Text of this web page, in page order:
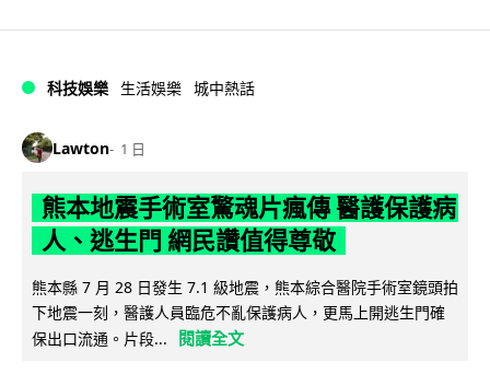
科技娛樂 生活娛樂 城中熱話
Lawton 1 日
熊本地震手術室驚魂片瘋傳 醫護保護病
人、逃生門 網民讚值得尊敬
熊本縣 7 月 28 日發生 7.1 級地震，熊本綜合醫院手術室鏡頭拍
下地震一刻，醫護人員臨危不亂保護病人，更馬上開逃生門確
保出口流通。片段...
閱讀全文